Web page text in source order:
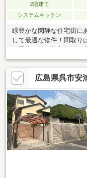
2階建て
システムキッチン
緑豊かな閑静な住宅街に
して最適な物件！間取り
わせください！
広島県呉市安